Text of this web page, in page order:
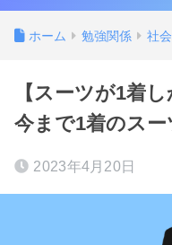
ホーム 勉強関係 社
【スーツが1着
今まで1着のス
2023年4月20日